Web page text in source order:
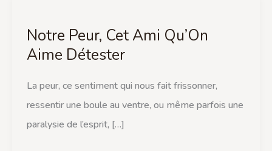
Notre Peur, Cet Ami Qu’On
Aime Détester
La peur, ce sentiment qui nous fait frissonner,
ressentir une boule au ventre, ou même parfois une
paralysie de l’esprit, […]
Cet
Ami